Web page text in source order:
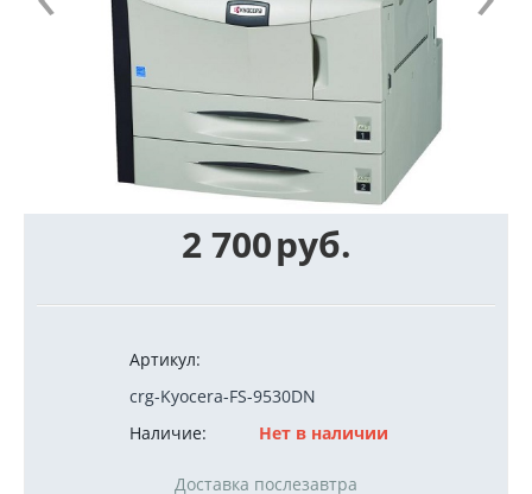
2 700руб.
Артикул:
crg-Kyocera-FS-9530DN
Наличие:
Нет в наличии
Доставка послезавтра